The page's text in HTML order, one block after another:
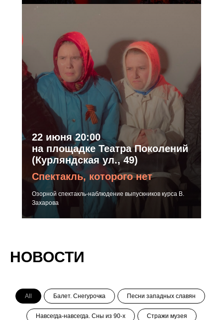
22 июня 20:00
на площадке Театра Поколений
(Курляндская ул., 49)
Спектакль, которого нет
Озорной спектакль-наблюдение выпускников курса В.
Захарова
НОВОСТИ
All Балет. Снегурочка Песни западных славян
Навсегда-навсегда. Сны из 90-х Стражи музея